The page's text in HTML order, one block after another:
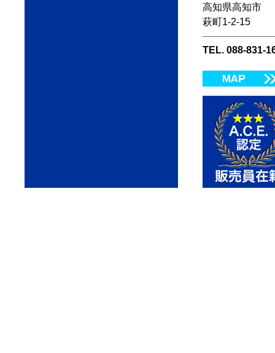
高知県高知市
萩町1-2-15
TEL. 088-831-